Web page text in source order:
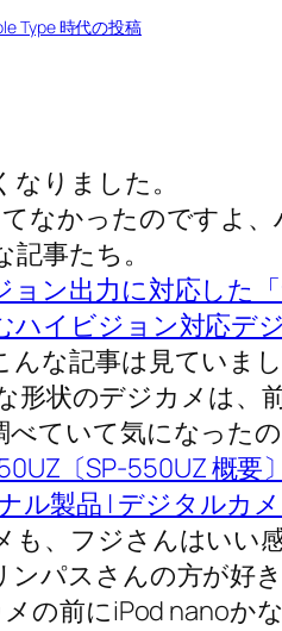
Type 時代の投稿
りました。
なかったのですよ、
事たち。
ョン出力に対応した
ハイビジョン対応デ
んな記事は見ていま
形状のデジカメは
ていて気になった
〔SP-550UZ 概要〕
ル製品 | デジタルカ
、フジさんはいい
ンパスさんの方が好
の前にiPod nanoか